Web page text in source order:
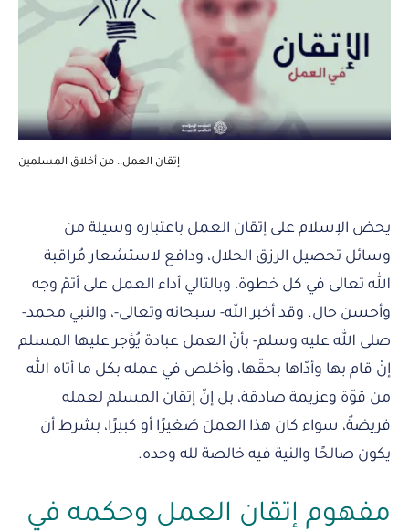
إتقان العمل.. من أخلاق المسلمين
يحض الإسلام على إتقان العمل باعتباره وسيلة من
وسائل تحصيل الرزق الحلال، ودافع لاستشعار مُراقبة
الله تعالى في كل خطوة، وبالتالي أداء العمل على أتمّ وجه
وأحسن حال. وقد أخبر الله- سبحانه وتعالى-، والنبي محمد-
صلى الله عليه وسلم- بأنّ العمل عبادة يُؤجر عليها المسلم
إنْ قام بها وأدّاها بحقّها، وأخلص في عمله بكل ما أتاه الله
من قوّة وعزيمة صادقة، بل إنّ إتقان المسلم لعمله
فريضةٌ، سواء كان هذا العملَ صَغيرًا أو كبيرًا، بشرط أن
يكون صالحًا والنية فيه خالصة لله وحده.
مفهوم إتقان العمل وحكمه في